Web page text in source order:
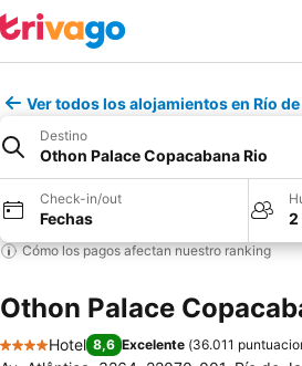
Ver todos los alojamientos en Río
Destino
Othon Palace Copacabana Rio
Check-in/out
Fechas 2
Cómo los pagos afectan nuestro ranking
Othon Palace
4 Estrellas
Hotel 8,6 Excelente (36.011